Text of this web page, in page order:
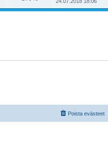
Poista evästeet